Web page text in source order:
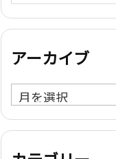
アーカイブ
ア
ー
カ